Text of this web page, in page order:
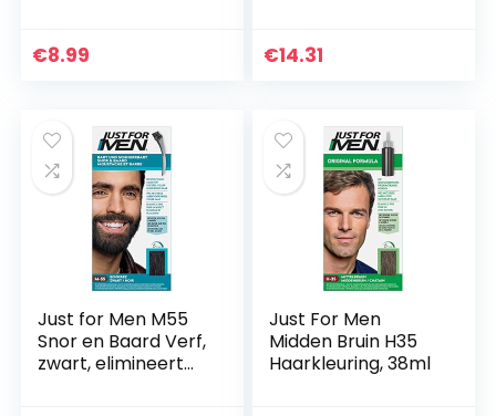
Grijzen Haren |
€8.99 €14.31
Just for Men M55
Snor en Baard Verf,
zwart, elimineert
Just For Men
Midden Bruin H35
Haarkleuring, 38ml